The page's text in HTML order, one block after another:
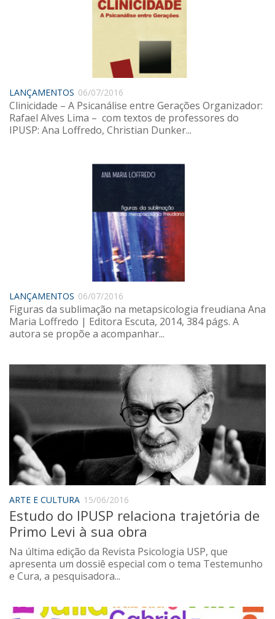
LANÇAMENTOS 06/07/2016
Clinicidade – A Psicanálise entre Gerações Organizador:
Rafael Alves Lima – com textos de professores do
IPUSP: Ana Loffredo, Christian Dunker...
LANÇAMENTOS 06/07/2016
Figuras da sublimação na metapsicologia freudiana Ana
Maria Loffredo | Editora Escuta, 2014, 384 págs. A
autora se propõe a acompanhar...
ARTE E CULTURA 15/06/2016
Estudo do IPUSP relaciona trajetória de
Primo Levi à sua obra
Na última edição da Revista Psicologia USP, que
apresenta um dossiê especial com o tema Testemunho
e Cura, a pesquisadora...